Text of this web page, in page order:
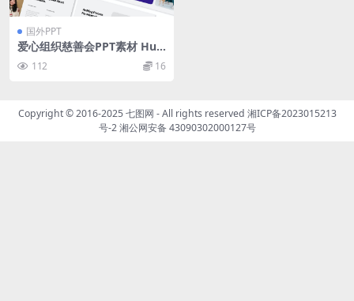
国外PPT
爱心组织慈善会PPT素材 Hu
manity Organization Powe
rpoint
112 16
Copyright © 2016-2025七图网 - All rights reserved 湘ICP备2023015213
号-2湘公网安备 43090302000127号